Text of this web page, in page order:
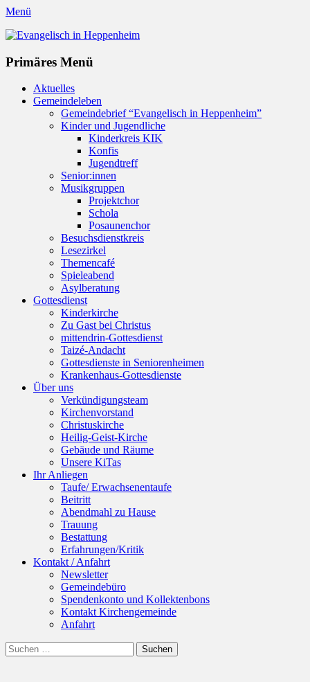
Menü
Evangelisch in Heppenheim
Primäres Menü
Zum
Inhalt
Aktuelles
Gemeindeleben
Gemeindebrief “Evangelisch in Heppenheim”
Kinder und Jugendliche
Kinderkreis KIK
Konfis
Jugendtreff
Senior:innen
Musikgruppen
Projektchor
Schola
Posaunenchor
Besuchsdienstkreis
Lesezirkel
Themencafé
Spieleabend
Asylberatung
Gottesdienst
Kinderkirche
Zu Gast bei Christus
mittendrin-Gottesdienst
Taizé-Andacht
Gottesdienste in Seniorenheimen
Krankenhaus-Gottesdienste
Über uns
Verkündigungsteam
Kirchenvorstand
Christuskirche
Heilig-Geist-Kirche
Gebäude und Räume
Unsere KiTas
Ihr Anliegen
Taufe/ Erwachsenentaufe
Beitritt
Abendmahl zu Hause
Trauung
Bestattung
Erfahrungen/Kritik
Kontakt / Anfahrt
Newsletter
Gemeindebüro
Spendenkonto und Kollektenbons
Kontakt Kirchengemeinde
Anfahrt
Suchen
Suchen
nach: